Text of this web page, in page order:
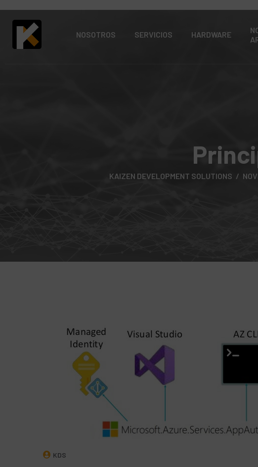
NOSOTROS SERVICIOS HARDWARE
KAIZEN DEVELOPMENT SOLUTIONS
KDS